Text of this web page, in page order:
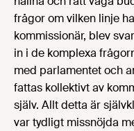
frågor om vilken linje
kommissionär, blev
in i de komplexa
med parlamentet och
fattas kollektivt av
själv. Allt detta är
var tydligt missnöjda